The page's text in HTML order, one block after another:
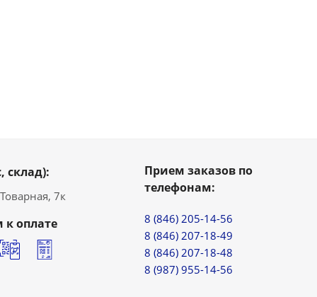
склад):
7к
оплате
Прием заказов по
телефонам:
8 (846) 205-14-56
8 (846) 207-18-49
8 (846) 207-18-48
8 (987) 955-14-56